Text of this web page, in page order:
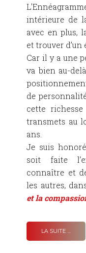
intérieure de
avec en plus,
et trouver
Car il y a une
va bien au-
de
cette
transmets au
ans.
Je suis
soit faite
connaître et
les autres,
et la
LA SUITE …